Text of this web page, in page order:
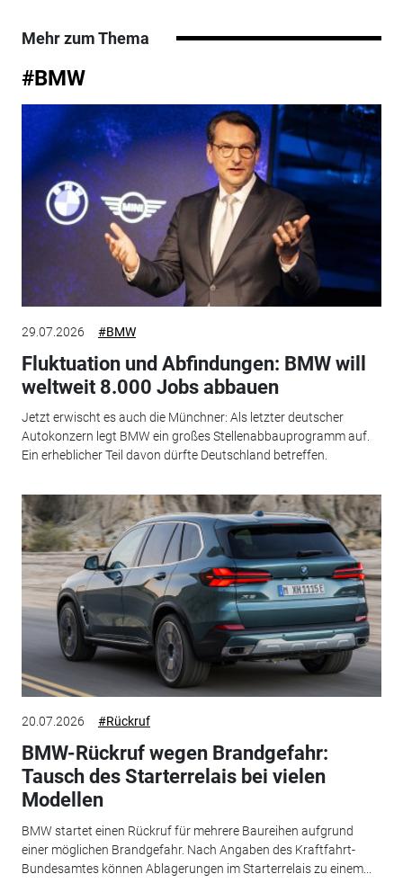
Mehr zum Thema
#BMW
29.07.2026 #BMW
Fluktuation und Abfindungen: BMW will
weltweit 8.000 Jobs abbauen
Jetzt erwischt es auch die Münchner: Als letzter deutscher
Autokonzern legt BMW ein großes Stellenabbauprogramm auf.
Ein erheblicher Teil davon dürfte Deutschland betreffen.
20.07.2026 #Rückruf
BMW-Rückruf wegen Brandgefahr:
Tausch des Starterrelais bei vielen
Modellen
BMW startet einen Rückruf für mehrere Baureihen aufgrund
einer möglichen Brandgefahr. Nach Angaben des Kraftfahrt-
Bundesamtes können Ablagerungen im Starterrelais zu einem...